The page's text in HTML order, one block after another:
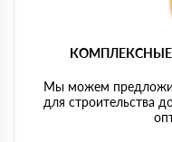
Мы можем
для строительства